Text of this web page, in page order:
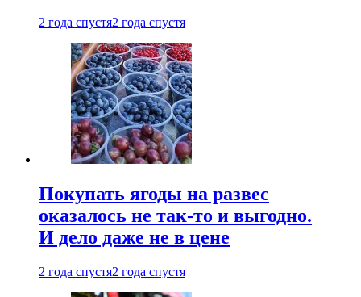
2 года спустя2 года спустя
Покупать ягоды на развес
оказалось не так-то и выгодно.
И дело даже не в цене
2 года спустя2 года спустя